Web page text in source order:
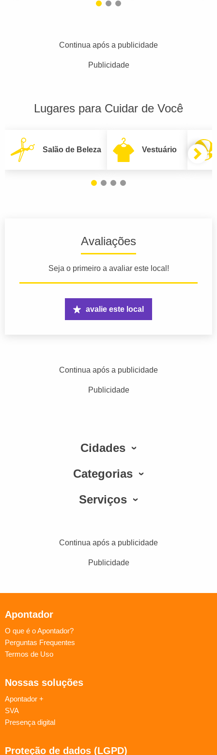
Continua após a publicidade
Publicidade
Lugares para Cuidar de Você
Salão de Beleza Vestuário
Avaliações
Seja o primeiro a avaliar este local!
avalie este local
Continua após a publicidade
Publicidade
Cidades
Categorias
Serviços
Continua após a publicidade
Publicidade
Apontador
O que é o Apontador?
Perguntas Frequentes
Termos de Uso
Nossas soluções
Apontador +
SVA
Presença digital
Proteção de dados (LGPD)